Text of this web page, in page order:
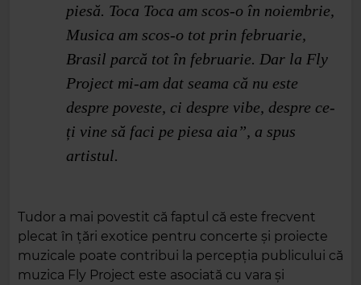
piesă. Toca Toca am scos-o în noiembrie,
Musica am scos-o tot prin februarie,
Brasil parcă tot în februarie. Dar la Fly
Project mi-am dat seama că nu este
despre poveste, ci despre vibe, despre ce-
ți vine să faci pe piesa aia”, a spus
artistul.
Tudor a mai povestit că faptul că este frecvent
plecat în țări exotice pentru concerte și proiecte
muzicale poate contribui la percepția publicului că
muzica Fly Project este asociată cu vara și